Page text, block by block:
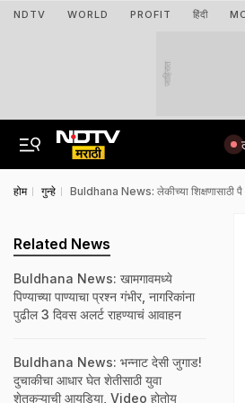
NDTV WORLD PROFIT हिंदी
जाहिरात
होम गुन्हे Buldhana News: लेकीच्या शिक्षणासाठी
Related News
Buldhana News: खामगावमध्ये
पिण्याच्या पाण्याचा प्रश्न गंभीर, नागरिकांना
पुढील 3 दिवस अलर्ट राहण्याचं आवाहन
Buldhana News: भन्नाट देसी जुगाड!
दुचाकीचा आधार घेत शेतीसाठी युवा
शेतकऱ्याची आयडिया, Video होतोय